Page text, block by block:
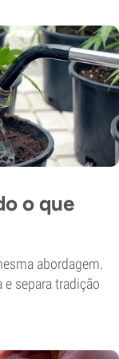
o que
abordagem.
separa tradição